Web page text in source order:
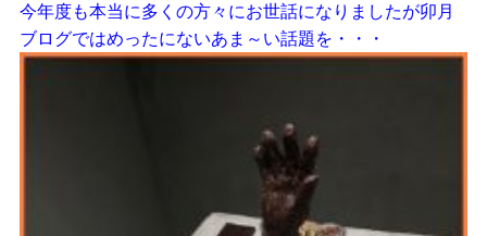
今年度も本当に多くの方々にお世話になりましたが卯月
ブログではめったにないあま～い話題を・・・